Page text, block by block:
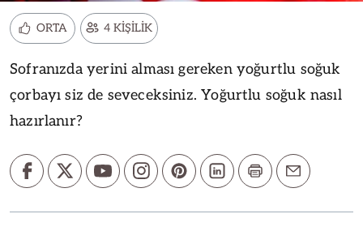
ORTA 4 KİŞİLİK
Sofranızda yerini alması gereken yoğurtlu soğuk
çorbayı siz de seveceksiniz. Yoğurtlu soğuk nasıl
hazırlanır?